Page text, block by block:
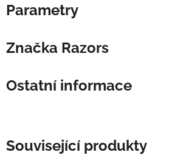
Parametry
Značka Razors
Ostatní informace
Související produkty